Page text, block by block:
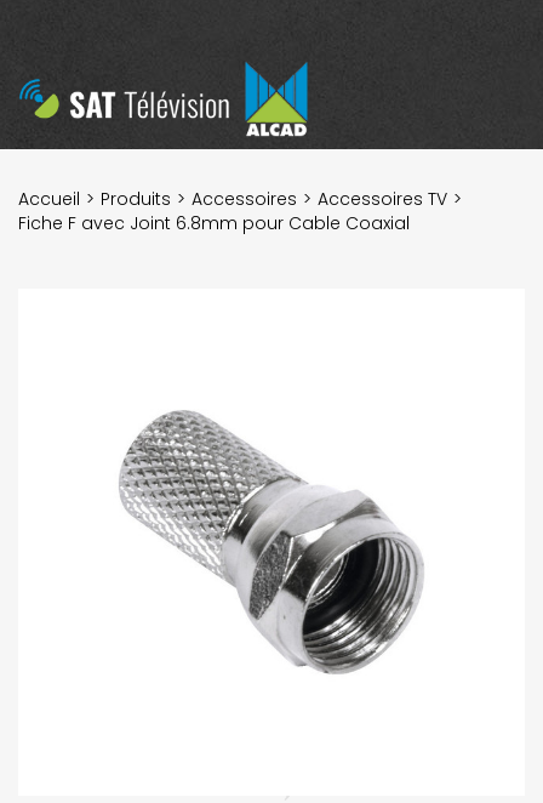
Accueil Produits Accessoires
Accessoires TV
Fiche F avec Joint 6.8mm pour Cable Coaxial